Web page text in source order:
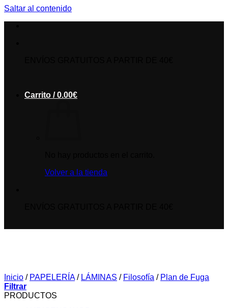
Saltar al contenido
Carrito /0.00€
Volver a la tienda
Inicio / PAPELERÍA / LÁMINAS / Filosofía / Plan de Fuga
Filtrar
PRODUCTOS